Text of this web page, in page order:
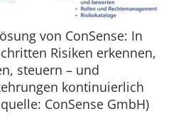
von ConSense: In
Risiken erkennen,
steuern – und
kontinuierlich
ConSense GmbH)